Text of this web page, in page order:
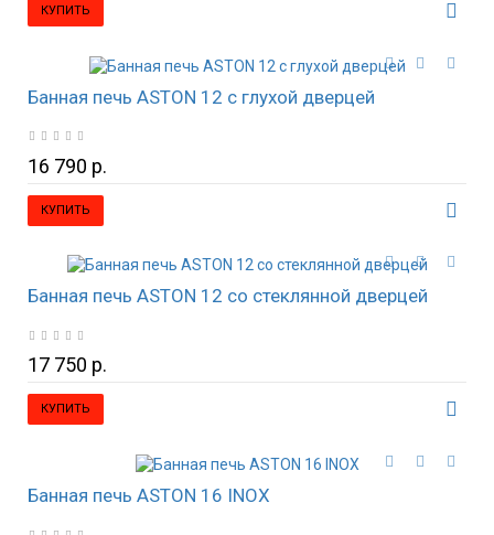
КУПИТЬ
Банная печь ASTON 12 с глухой дверцей
16 790 р.
КУПИТЬ
Банная печь ASTON 12 со стеклянной дверцей
17 750 р.
КУПИТЬ
Банная печь ASTON 16 INOX